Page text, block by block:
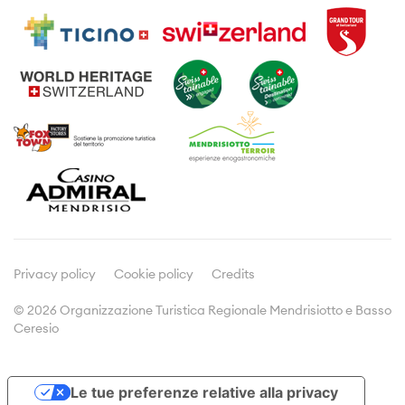
Attività
Visite guidate
Enogastronomia
Viticoltura
Cultura
Informazioni di viaggio
Prospetti e brochures
Meetings & Incentives
Dicono di noi
Doc&Stats
Privacy policy Cookie policy Credits
© 2026 Organizzazione Turistica Regionale Mendrisiotto e Basso
Ceresio
Le tue preferenze relative alla privacy